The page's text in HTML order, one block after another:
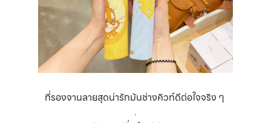
ที่รองจานลายสุดน่ารักมันช่างคิวท์ดีต่อใจจริง ๆ
.